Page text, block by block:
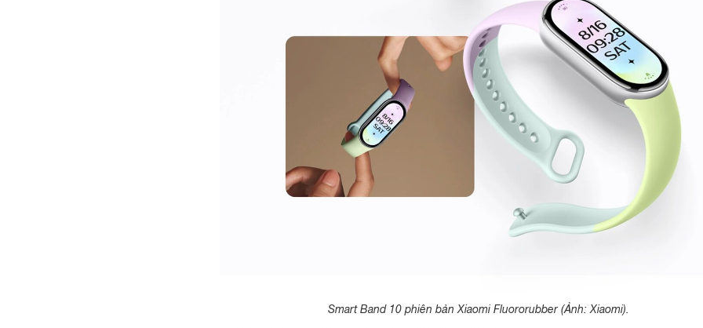
Smart Band 10 phiên bản Xiaomi Fluororubber (Ảnh: Xiaomi).